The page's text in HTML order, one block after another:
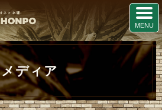
メディア